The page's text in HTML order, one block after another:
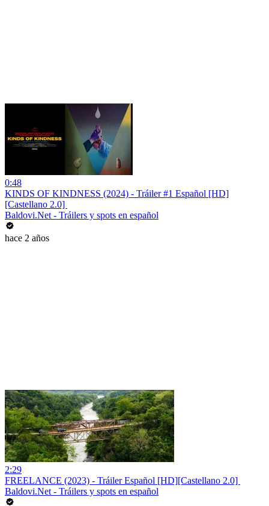
0:48
KINDS OF KINDNESS (2024) - Tráiler #1 Español [HD]
[Castellano 2.0] ️
Baldovi.Net - Tráilers y spots en español
hace 2 años
2:29
FREELANCE (2023) - Tráiler Español [HD][Castellano 2.0] ️
Baldovi.Net - Tráilers y spots en español